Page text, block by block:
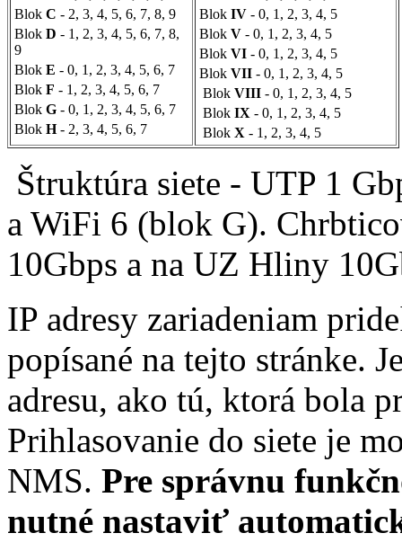
Blok C - 2, 3, 4, 5, 6, 7, 8, 9
Blok D - 1, 2, 3, 4, 5, 6, 7, 8,
9
Blok E - 0, 1, 2, 3, 4, 5, 6, 7
Blok F - 1, 2, 3, 4, 5, 6, 7
Blok G - 0, 1, 2, 3, 4, 5, 6, 7
Blok H- 2, 3, 4, 5, 6, 7
Blok IV - 0, 1, 2, 3, 4, 5
Blok V - 0, 1, 2, 3, 4, 5
Blok VI - 0, 1, 2, 3, 4, 5
Blok VII - 0, 1, 2, 3, 4, 5
Blok VIII - 0, 1, 2, 3, 4, 5
Blok IX - 0, 1, 2, 3, 4, 5
Blok X - 1, 2, 3, 4, 5
Štruktúra siete - UTP 1
a WiFi 6 (blok G).
10Gbps a na UZ Hliny
IP adresy zariadeniam
popísané na tejto stránke.
adresu, ako tú, ktorá bola
Prihlasovanie do siete je
NMS. Pre správnu
nutné nastaviť